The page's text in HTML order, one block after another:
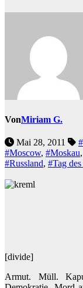
VonMiriam G.
Mai 28, 2011
#Moscow, #Moskau,
#Russland, #Tag
[divide]
Armut. Müll.